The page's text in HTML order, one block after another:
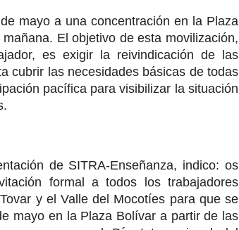
mayo a una concentración en la Plaza
El objetivo de esta movilización,
es exigir la reivindicación de las
cubrir las necesidades básicas de todas
pacífica para visibilizar la situación
de SITRA-Enseñanza, indico: os
formal a todos los trabajadores
y el Valle del Mocotíes para que se
mayo en la Plaza Bolívar a partir de las